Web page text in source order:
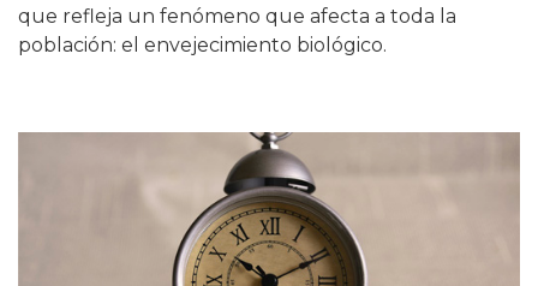
que refleja un fenómeno que afecta a toda la
población: el envejecimiento biológico.